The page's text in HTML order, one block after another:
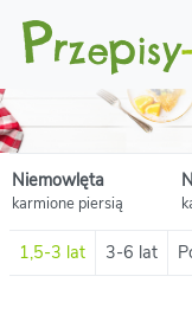
Niemowlęta
karmione piersią
1,5-3 lat 3-6 lat